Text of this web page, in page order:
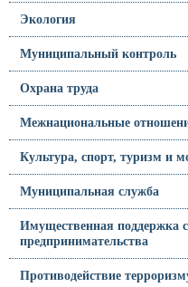
Экология
Муниципальный контроль
Охрана труда
Межнациональные
Культура, спорт, туризм и
Муниципальная служба
Имущественная поддержка
предпринимательства
Противодействие